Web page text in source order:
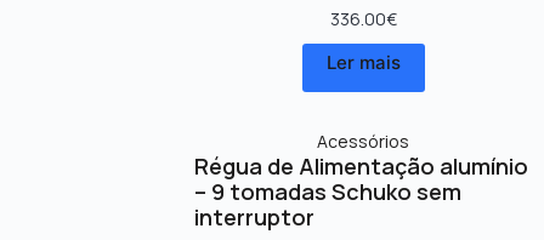
336.00€
Ler mais
Acessórios
Régua de Alimentação alumínio
– 9 tomadas Schuko sem
interruptor